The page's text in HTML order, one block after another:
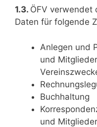
1.3. ÖFV verwendet
Daten für folgende
Anlegen und
und
Buchhaltung
und